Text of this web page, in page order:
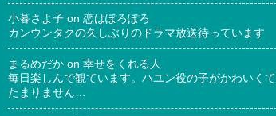
小暮さよ子 on 恋はぽろぽろ
カンウンタクの久しぶりのドラマ放送待っています
まるめだか on 幸せをくれる人
毎日楽しんで観ています。ハユン役の子がかわいくて
たまりません…